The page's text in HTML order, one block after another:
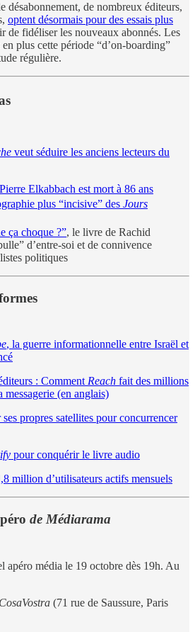
désabonnement, de nombreux éditeurs,
optent désormais pour des essais plus
de fidéliser les nouveaux abonnés. Les
plus cette période “d’on-boarding”
régulière.
veut séduire les anciens lecteurs du
Elkabbach est mort à 86 ans
plus “incisive” des Jours
ça choque ?”, le livre de Rachid
d’entre-soi et de connivence
politiques
, la guerre informationnelle entre Israël et
: Comment Reach fait des millions
messagerie (en anglais)
propres satellites pour concurrencer
pour conquérir le livre audio
million d’utilisateurs actifs mensuels
de Médiarama
apéro média le 19 octobre dès 19h. Au
CosaVostra (71 rue de Saussure, Paris